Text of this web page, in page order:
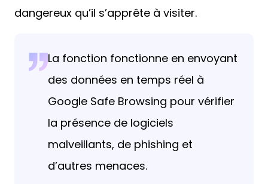
dangereux qu’il s’apprête à visiter.
La fonction fonctionne en envoyant
des données en temps réel à
Google Safe Browsing pour vérifier
la présence de logiciels
malveillants, de phishing et
d’autres menaces.